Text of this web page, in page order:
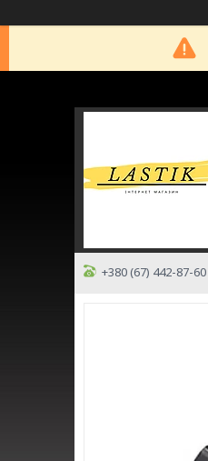
+380 (67) 442-87-60